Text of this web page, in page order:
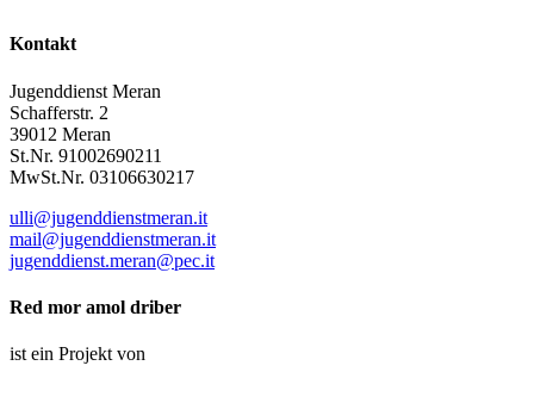
Kontakt
Jugenddienst Meran
Schafferstr. 2
39012 Meran
St.Nr. 91002690211
MwSt.Nr. 03106630217
ulli@jugenddienstmeran.it
mail@jugenddienstmeran.it
jugenddienst.meran@pec.it
Red mor amol driber
ist ein Projekt von